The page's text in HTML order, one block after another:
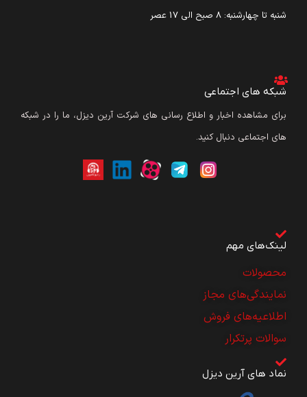
شنبه تا چهارشنبه: ۸ صبح الی 17 عصر
شبکه های اجتماعی
برای مشاهده اخبار و اطلاع رسانی های شرکت آرین دیزل، ما را در شبکه
های اجتماعی دنبال کنید.
لینک‌های مهم
محصولات
نمایندگی‌های مجاز
اطلاعیه‌های فروش
سوالات پرتکرار
نماد های آرین دیزل